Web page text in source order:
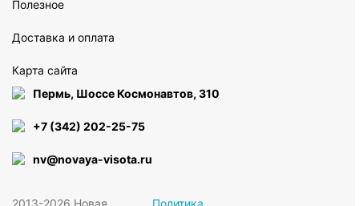
Полезное
Доставка и оплата
Карта сайта
Пермь, Шоссе Космонавтов, 310
+7 (342) 202-25-75
nv@novaya-visota.ru
2013-2026 Новая Политика